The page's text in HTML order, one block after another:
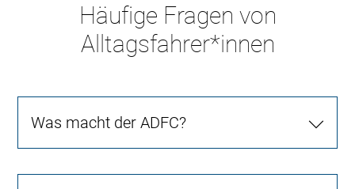
Häufige Fragen von
Alltagsfahrer*innen
Was macht der ADFC?